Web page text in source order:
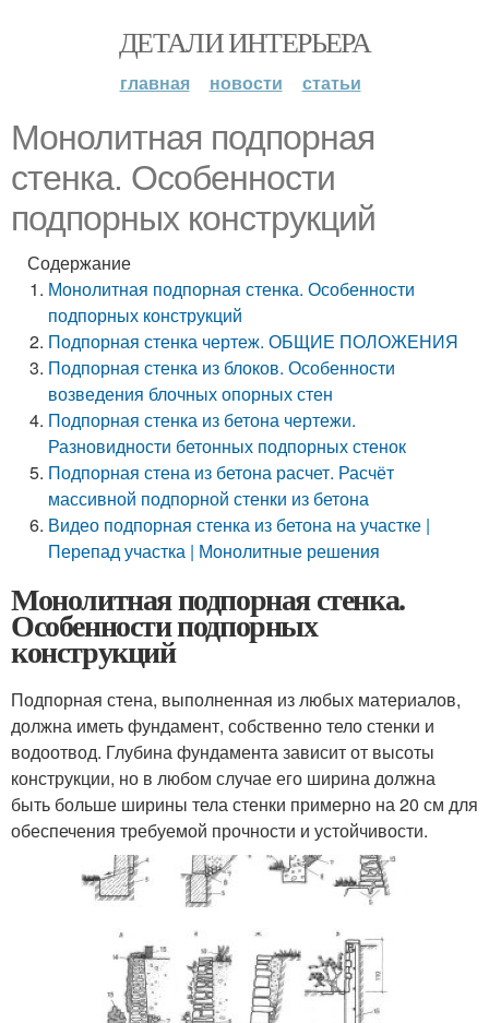
ДЕТАЛИ ИНТЕРЬЕРА
главная новости статьи
Монолитная подпорная
стенка. Особенности
подпорных конструкций
Содержание
Монолитная подпорная стенка. Особенности
подпорных конструкций
Подпорная стенка чертеж. ОБЩИЕ ПОЛОЖЕНИЯ
Подпорная стенка из блоков. Особенности
возведения блочных опорных стен
Подпорная стенка из бетона чертежи.
Разновидности бетонных подпорных стенок
Подпорная стена из бетона расчет. Расчёт
массивной подпорной стенки из бетона
Видео подпорная стенка из бетона на участке |
Перепад участка | Монолитные решения
Монолитная подпорная стенка.
Особенности подпорных
конструкций
Подпорная стена, выполненная из любых материалов,
должна иметь фундамент, собственно тело стенки и
водоотвод. Глубина фундамента зависит от высоты
конструкции, но в любом случае его ширина должна
быть больше ширины тела стенки примерно на 20 см для
обеспечения требуемой прочности и устойчивости.